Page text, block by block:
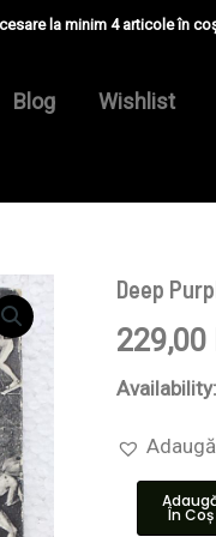
la minim 4 articole în
Blog Wishlist
Deep
229,00
Availability:
Cantitate
Deep
Purple
–
Deep
Disc
VINIL
În Coș